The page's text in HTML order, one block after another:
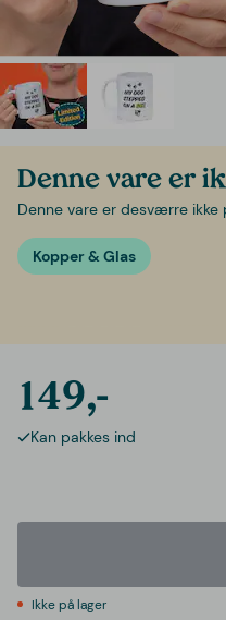
Denne vare er
Denne vare er desværre ikke
Kopper & Glas
149,-
Kan pakkes ind
Ikke på lager